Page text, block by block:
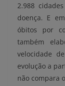
2.988
doença. E
óbitos por
também
velocidade
evolução a
não compara